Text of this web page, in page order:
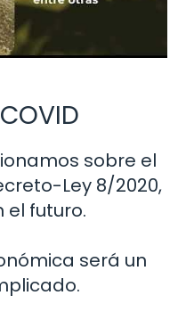
sobre el
Ley 8/2020,
el futuro.
será un